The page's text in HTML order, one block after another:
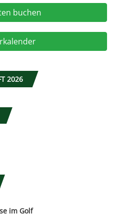
buchen
2026
im Golf